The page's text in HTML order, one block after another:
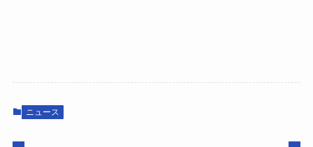
ニュース